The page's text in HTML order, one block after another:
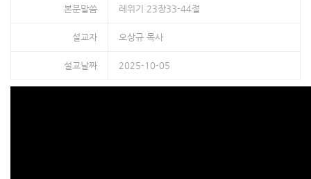
본문말씀 레위기 23장33-44절
설교자 오상규 목사
설교날짜 2025-10-05